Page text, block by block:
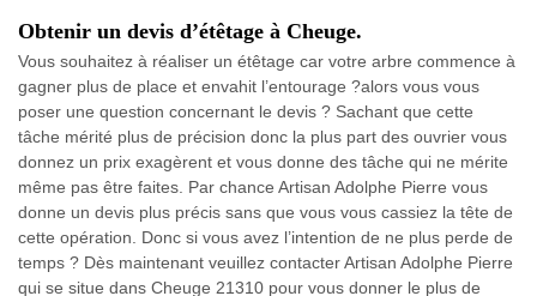
Obtenir un devis d’étêtage à Cheuge.
Vous souhaitez à réaliser un étêtage car votre arbre commence à
gagner plus de place et envahit l’entourage ?alors vous vous
poser une question concernant le devis ? Sachant que cette
tâche mérité plus de précision donc la plus part des ouvrier vous
donnez un prix exagèrent et vous donne des tâche qui ne mérite
même pas être faites. Par chance Artisan Adolphe Pierre vous
donne un devis plus précis sans que vous vous cassiez la tête de
cette opération. Donc si vous avez l’intention de ne plus perde de
temps ? Dès maintenant veuillez contacter Artisan Adolphe Pierre
qui se situe dans Cheuge 21310 pour vous donner le plus de